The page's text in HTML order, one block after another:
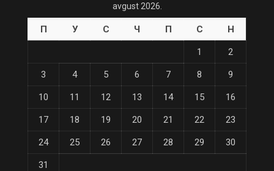
avgust 2026.
П У С Ч П С Н
1 2
3 4 5 6 7 8 9
10 11 12 13 14 15 16
17 18 19 20 21 22 23
24 25 26 27 28 29 30
31